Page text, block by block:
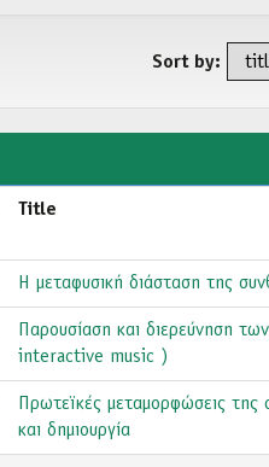
Sort by:
Title
Η μεταφυσική διάσταση της
Παρουσίαση και διερεύνηση
interactive music )
Πρωτεϊκές μεταμορφώσεις
και δημιουργία